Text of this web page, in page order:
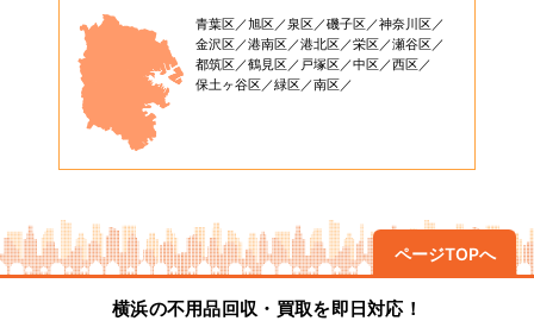
青葉区 旭区 泉区 磯子区
神奈川区
金沢区
港南区 港北区 栄区
瀬谷区
都筑区
鶴見区 戸塚区 中区
西区
保土ヶ谷区
緑区 南区
ページTOPへ
横浜の不用品回収・買取を即日対応！